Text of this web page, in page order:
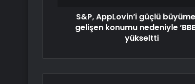
S&P, AppLovin’i güçlü
gelişen konumu nedeniyle
yükseltti